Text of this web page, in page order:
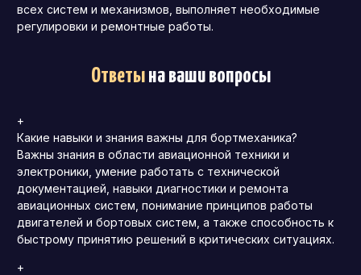
всех систем и механизмов, выполняет необходимые
регулировки и ремонтные работы.
Ответына ваши вопросы
+
Какие навыки и знания важны для бортмеханика?
Важны знания в области авиационной техники и
электроники, умение работать с технической
документацией, навыки диагностики и ремонта
авиационных систем, понимание принципов работы
двигателей и бортовых систем, а также способность к
быстрому принятию решений в критических ситуациях.
+